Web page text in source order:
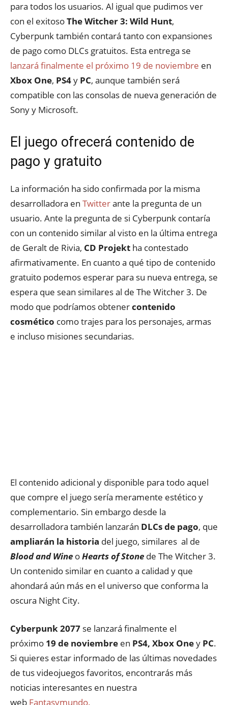
para todos los usuarios. Al igual que pudimos ver
con el exitosoThe Witcher 3: Wild Hunt,
Cyberpunk también contará tanto con expansiones
de pago como DLCs gratuitos. Esta entrega se
lanzará finalmente el próximo 19 de noviembre en
Xbox One, PS4y PC, aunque también será
compatible con las consolas de nueva generación de
Sony y Microsoft.
El juego ofrecerá contenido de
pago y gratuito
La información ha sido confirmada por la misma
desarrolladora en Twitterante la pregunta de un
usuario. Ante la pregunta de si Cyberpunk contaría
con un contenido similar al visto en la última entrega
de Geralt de Rivia, CD Projekt ha contestado
afirmativamente. En cuanto a qué tipo de contenido
gratuito podemos esperar para su nueva entrega, se
espera que sean similares al de The Witcher 3. De
modo que podríamos obtenercontenido
cosmético como trajes para los personajes, armas
e incluso misiones secundarias.
El contenido adicional y disponible para todo aquel
que compre el juego sería meramente estético y
complementario. Sin embargo desde la
desarrolladora también lanzarán DLCs de pago, que
ampliarán la historia del juego, similares al de
Blood and Wine oHearts of Stone de The Witcher 3.
Un contenido similar en cuanto a calidad y que
ahondará aún más en el universo que conforma la
oscura Night City.
Cyberpunk 2077 se lanzará finalmente el
próximo 19 de noviembre en PS4, Xbox Oney PC.
Si quieres estar informado de las últimas novedades
de tus videojuegos favoritos, encontrarás más
noticias interesantes en nuestra
web Fantasymundo.